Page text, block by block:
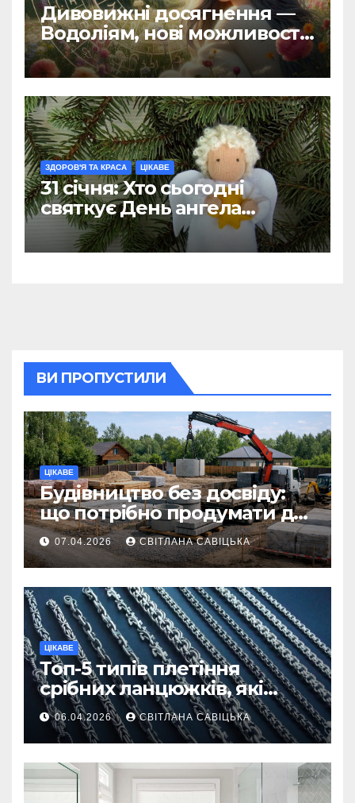
Дивовижні досягнення —
Водоліям, нові можливості
— Дівам: гороскоп на 1
лютого
ЗДОРОВ'Я ТА КРАСА ЦІКАВЕ
31 січня: Хто сьогодні
святкує День ангела
(ФОТО)
ВИ ПРОПУСТИЛИ
ЦІКАВЕ
Будівництво без досвіду:
що потрібно продумати до
першої доставки на
ділянку
07.04.2026 СВІТЛАНА САВІЦЬКА
ЦІКАВЕ
Топ-5 типів плетіння
срібних ланцюжків, які
вважаються
найнадійнішими
06.04.2026 СВІТЛАНА САВІЦЬКА